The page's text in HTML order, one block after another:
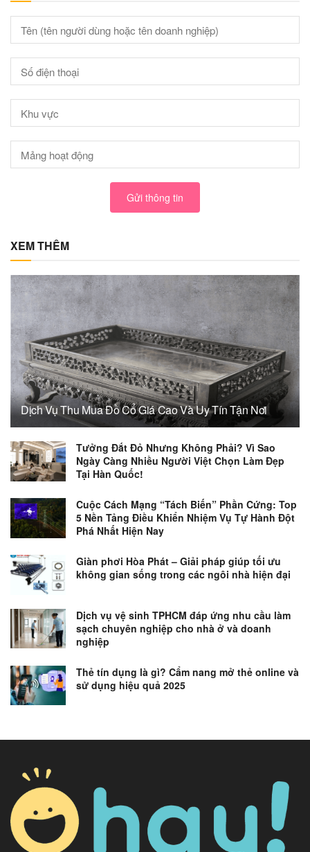
Gửi thông tin
XEM THÊM
Dịch Vụ Thu Mua Đồ Cổ Giá Cao Và Uy Tín Tận Nơi
Tưởng Đắt Đỏ Nhưng Không Phải? Vì Sao
Ngày Càng Nhiều Người Việt Chọn Làm Đẹp
Tại Hàn Quốc!
Cuộc Cách Mạng “Tách Biến” Phần Cứng: Top
5 Nền Tảng Điều Khiển Nhiệm Vụ Tự Hành Đột
Phá Nhất Hiện Nay
Giàn phơi Hòa Phát – Giải pháp giúp tối ưu
không gian sống trong các ngôi nhà hiện đại
Dịch vụ vệ sinh TPHCM đáp ứng nhu cầu làm
sạch chuyên nghiệp cho nhà ở và doanh
nghiệp
Thẻ tín dụng là gì? Cẩm nang mở thẻ online và
sử dụng hiệu quả 2025